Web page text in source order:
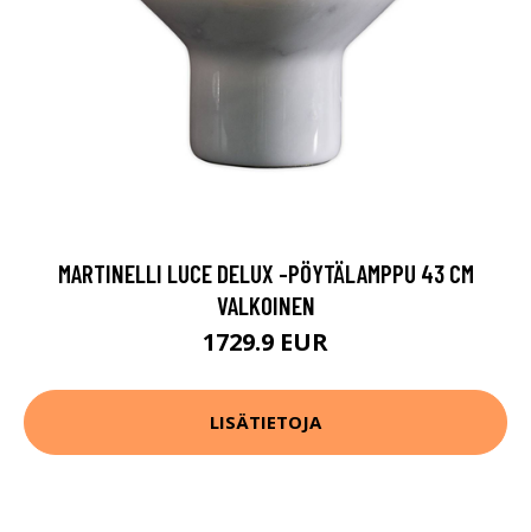
MARTINELLI LUCE DELUX -PÖYTÄLAMPPU 43 CM
VALKOINEN
1729.9 EUR
LISÄTIETOJA